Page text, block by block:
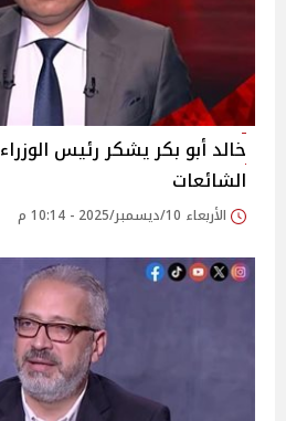
خالد أبو بكر يشكر رئيس
الشائعات
الأربعاء 10/ديسمبر/2025 - 10:14 م